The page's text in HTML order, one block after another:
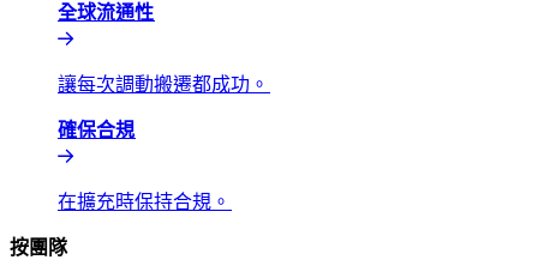
全球流通性​​
讓每次調動搬遷都成功。​​
確保合規​​
在擴充時保持合規。​​
按團隊​​